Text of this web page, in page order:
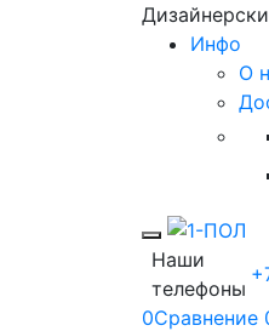
Инфо
О
Toggle
Наши
телефоны
0Сравнение